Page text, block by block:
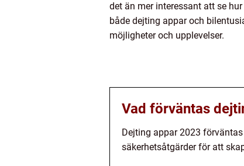
det än mer interessant att se
både dejting appar och
möjligheter och upplevelser.
Vad förväntas
Dejting appar 2023
säkerhetsåtgärder för att